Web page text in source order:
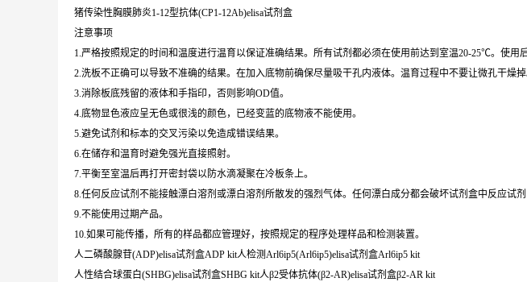
猪传染性胸膜肺炎1-12型抗体(CP1-12Ab)elisa试剂盒
注意事项
1.严格按照规定的时间和温度进行温育以保证准确结果。所有试剂都必须在使用前达到室温20-25℃。使用
2.洗板不正确可以导致不准确的结果。在加入底物前确保尽量吸干孔内液体。温育过程中不要让微孔干燥掉
3.消除板底残留的液体和手指印，否则影响OD值。
4.底物显色液应呈无色或很浅的颜色，已经变蓝的底物液不能使用。
5.避免试剂和标本的交叉污染以免造成错误结果。
6.在储存和温育时避免强光直接照射。
7.平衡至室温后再打开密封袋以防水滴凝聚在冷板条上。
8.任何反应试剂不能接触漂白溶剂或漂白溶剂所散发的强烈气体。任何漂白成分都会破坏试剂盒中反应试剂
9.不能使用过期产品。
10.如果可能传播，所有的样品都应管理好，按照规定的程序处理样品和检测装置。
人二磷酸腺苷(ADP)elisa试剂盒ADP kit人检测Arl6ip5(Arl6ip5)elisa试剂盒Arl6ip5 kit
人性结合球蛋白(SHBG)elisa试剂盒SHBG kit人β2受体抗体(β2-AR)elisa试剂盒β2-AR kit